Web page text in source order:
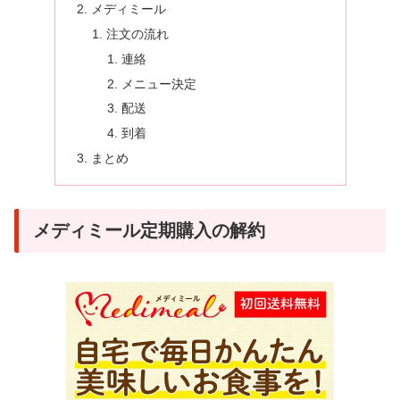
メディミール
注文の流れ
連絡
メニュー決定
配送
到着
まとめ
メディミール定期購入の解約